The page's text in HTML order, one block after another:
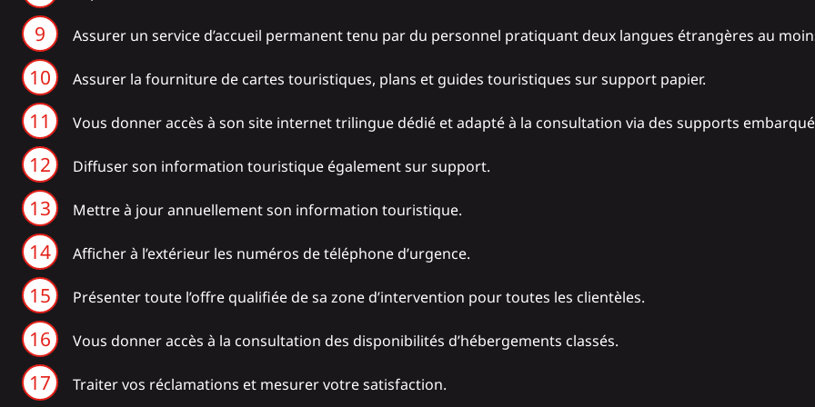
Assurer un service d’accueil permanent tenu par du personnel pratiquant deux langues étrangères au
Assurer la fourniture de cartes touristiques, plans et guides touristiques sur support papier.
Vous donner accès à son site internet trilingue dédié et adapté à la consultation via des supports
Diffuser son information touristique également sur support.
Mettre à jour annuellement son information touristique.
Afficher à l’extérieur les numéros de téléphone d’urgence.
Présenter toute l’offre qualifiée de sa zone d’intervention pour toutes les clientèles.
Vous donner accès à la consultation des disponibilités d’hébergements classés.
Traiter vos réclamations et mesurer votre satisfaction.